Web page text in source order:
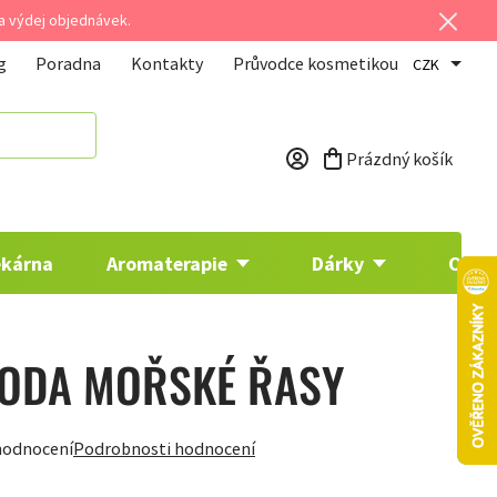
výdej objednávek.
Poradna Kontakty Průvodce kosmetikou CZK
Nákupní košík
Prázdný košík
Aromaterapie Dárky
MOŘSKÉ ŘASY
Podrobnosti hodnocení